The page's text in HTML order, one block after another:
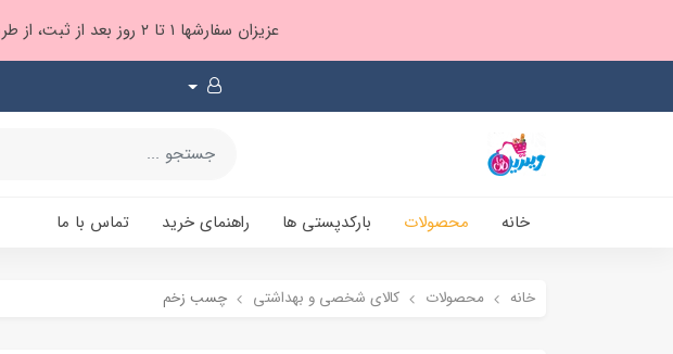
عزیزان سفارشها ۱ تا ۲ روز بعد از ثبت، از طریق پست پیشتاز ارسال و بارکدپستی پیامک میشه براتون ❤️
خانه محصولات بارکدپستی ها راهنمای خرید تماس با ما
خانه محصولات کالای شخصی و بهداشتی چسب زخم